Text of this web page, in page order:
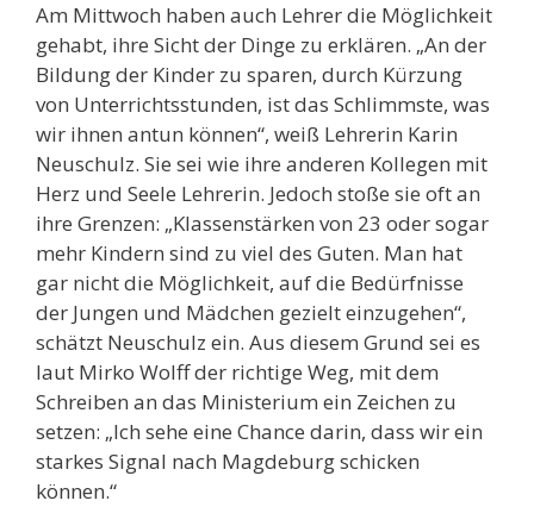
Am Mittwoch haben auch Lehrer die Möglichkeit
gehabt, ihre Sicht der Dinge zu erklären. „An der
Bildung der Kinder zu sparen, durch Kürzung
von Unterrichtsstunden, ist das Schlimmste, was
wir ihnen antun können“, weiß Lehrerin Karin
Neuschulz. Sie sei wie ihre anderen Kollegen mit
Herz und Seele Lehrerin. Jedoch stoße sie oft an
ihre Grenzen: „Klassenstärken von 23 oder sogar
mehr Kindern sind zu viel des Guten. Man hat
gar nicht die Möglichkeit, auf die Bedürfnisse
der Jungen und Mädchen gezielt einzugehen“,
schätzt Neuschulz ein. Aus diesem Grund sei es
laut Mirko Wolff der richtige Weg, mit dem
Schreiben an das Ministerium ein Zeichen zu
setzen: „Ich sehe eine Chance darin, dass wir ein
starkes Signal nach Magdeburg schicken
können.“